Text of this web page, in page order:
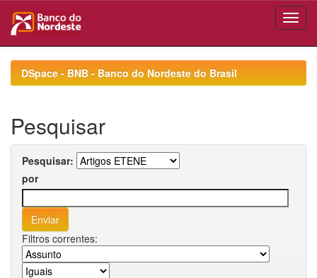
navigationDSpace - BNB - Banco do Nordeste do Brasil
Pesquisar
Pesquisar:
por
Filtros correntes: